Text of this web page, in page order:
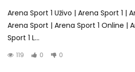
Arena Sport 1 Uživo | Arena Sport 1 |
Arena Sport | Arena Sport 1 Online |
Sport 1 L...
119 0 0